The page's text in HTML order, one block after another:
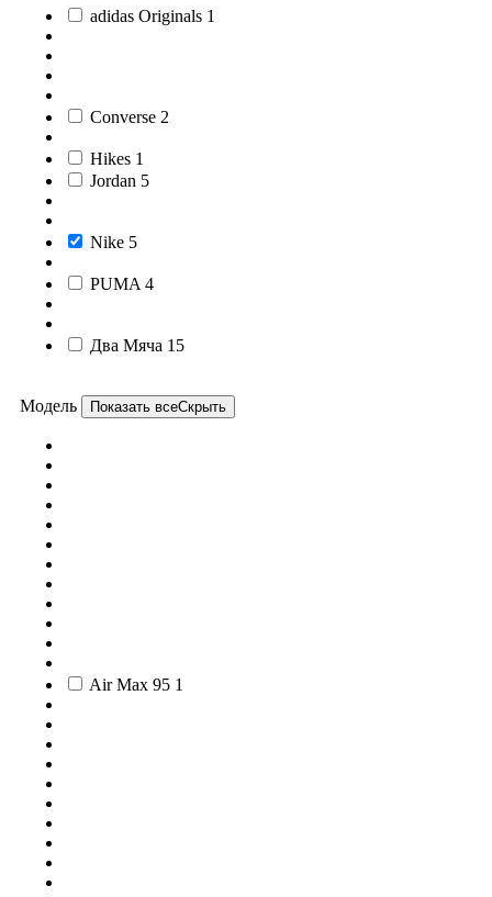
adidas Originals 1
Converse 2
Hikes 1
Jordan 5
Nike 5
PUMA 4
Два Мяча 15
Модель Показать всеСкрыть
Air Max 95 1